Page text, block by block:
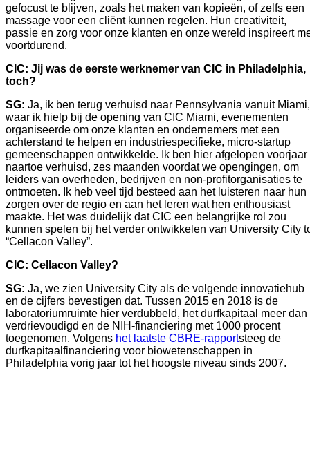
gefocust te blijven, zoals het maken van kopieën, of zelfs een
massage voor een cliënt kunnen regelen. Hun creativiteit,
passie en zorg voor onze klanten en onze wereld inspireert
voortdurend.
CIC: Jij was de eerste werknemer van CIC in Philadelphia,
toch?
SG: Ja, ik ben terug verhuisd naar Pennsylvania vanuit Miami,
waar ik hielp bij de opening van CIC Miami, evenementen
organiseerde om onze klanten en ondernemers met een
achterstand te helpen en industriespecifieke, micro-startup
gemeenschappen ontwikkelde. Ik ben hier afgelopen voorjaar
naartoe verhuisd, zes maanden voordat we opengingen, om
leiders van overheden, bedrijven en non-profitorganisaties te
ontmoeten. Ik heb veel tijd besteed aan het luisteren naar hun
zorgen over de regio en aan het leren wat hen enthousiast
maakte. Het was duidelijk dat CIC een belangrijke rol zou
kunnen spelen bij het verder ontwikkelen van University City
“Cellacon Valley”.
CIC: Cellacon Valley?
SG: Ja, we zien University City als de volgende innovatiehub
en de cijfers bevestigen dat. Tussen 2015 en 2018 is de
laboratoriumruimte hier verdubbeld, het durfkapitaal meer dan
verdrievoudigd en de NIH-financiering met 1000 procent
toegenomen. Volgens het laatste CBRE-rapportsteeg de
durfkapitaalfinanciering voor biowetenschappen in
Philadelphia vorig jaar tot het hoogste niveau sinds 2007.